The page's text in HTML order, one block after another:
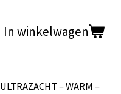
In winkelwagen
ULTRAZACHT – WARM –